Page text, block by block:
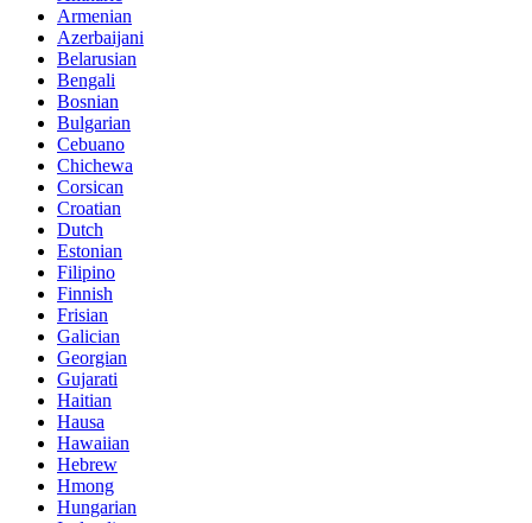
Armenian
Azerbaijani
Belarusian
Bengali
Bosnian
Bulgarian
Cebuano
Chichewa
Corsican
Croatian
Dutch
Estonian
Filipino
Finnish
Frisian
Galician
Georgian
Gujarati
Haitian
Hausa
Hawaiian
Hebrew
Hmong
Hungarian